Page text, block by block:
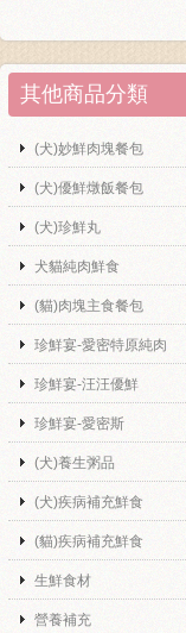
其他商品分類
(犬)妙鮮肉塊餐包
(犬)優鮮燉飯餐包
(犬)珍鮮丸
犬貓純肉鮮食
(貓)肉塊主食餐包
珍鮮宴-愛密特原純肉
珍鮮宴-汪汪優鮮
珍鮮宴-愛密斯
(犬)養生粥品
(犬)疾病補充鮮食
(貓)疾病補充鮮食
生鮮食材
營養補充